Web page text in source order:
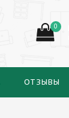
0
ОТЗЫВЫ